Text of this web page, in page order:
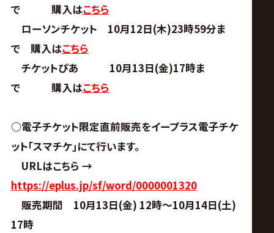
で 購入はこちら
ローソンチケット 10月12日(木)23時59分ま
で 購入はこちら
チケットぴあ 10月13日(金)17時ま
で 購入はこちら
○電子チケット限定直前販売をイープラス電子チケ
ット｢スマチケ｣にて行います。
URLはこちら →
https://eplus.jp/sf/word/0000001320
販売期間 10月13日(金) 12時～10月14日(土)
17時